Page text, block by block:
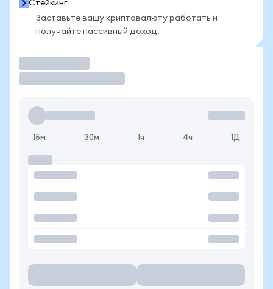
Стейкинг
Заставьте вашу криптовалюту работать и
получайте пассивный доход.
15м 30м 1ч 4ч 1Д